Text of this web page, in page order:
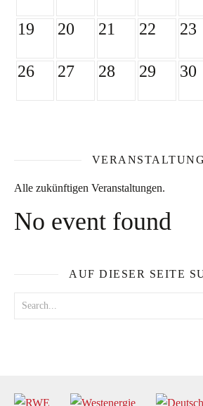
19 20 21 22 23
26 27 28 29 30
Alle zukünftigen Veranstaltungen.
No event found
AUF DIESER SEITE